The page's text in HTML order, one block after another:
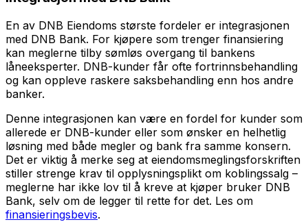
En av DNB Eiendoms største fordeler er integrasjonen
med DNB Bank. For kjøpere som trenger finansiering
kan meglerne tilby sømløs overgang til bankens
låneeksperter. DNB-kunder får ofte fortrinnsbehandling
og kan oppleve raskere saksbehandling enn hos andre
banker.
Denne integrasjonen kan være en fordel for kunder som
allerede er DNB-kunder eller som ønsker en helhetlig
løsning med både megler og bank fra samme konsern.
Det er viktig å merke seg at eiendomsmeglingsforskriften
stiller strenge krav til opplysningsplikt om koblingssalg –
meglerne har ikke lov til å kreve at kjøper bruker DNB
Bank, selv om de legger til rette for det. Les om
finansieringsbevis.